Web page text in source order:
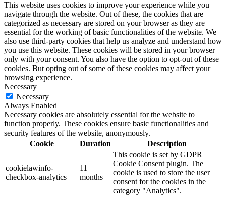
This website uses cookies to improve your experience while you
navigate through the website. Out of these, the cookies that are
categorized as necessary are stored on your browser as they are
essential for the working of basic functionalities of the website. We
also use third-party cookies that help us analyze and understand how
you use this website. These cookies will be stored in your browser
only with your consent. You also have the option to opt-out of these
cookies. But opting out of some of these cookies may affect your
browsing experience.
Necessary
Necessary
Always Enabled
Necessary cookies are absolutely essential for the website to
function properly. These cookies ensure basic functionalities and
security features of the website, anonymously.
Cookie
Duration Description
cookielawinfo-
checkbox-analytics
11
months
This cookie is set by GDPR
Cookie Consent plugin. The
cookie is used to store the user
consent for the cookies in the
category "Analytics".